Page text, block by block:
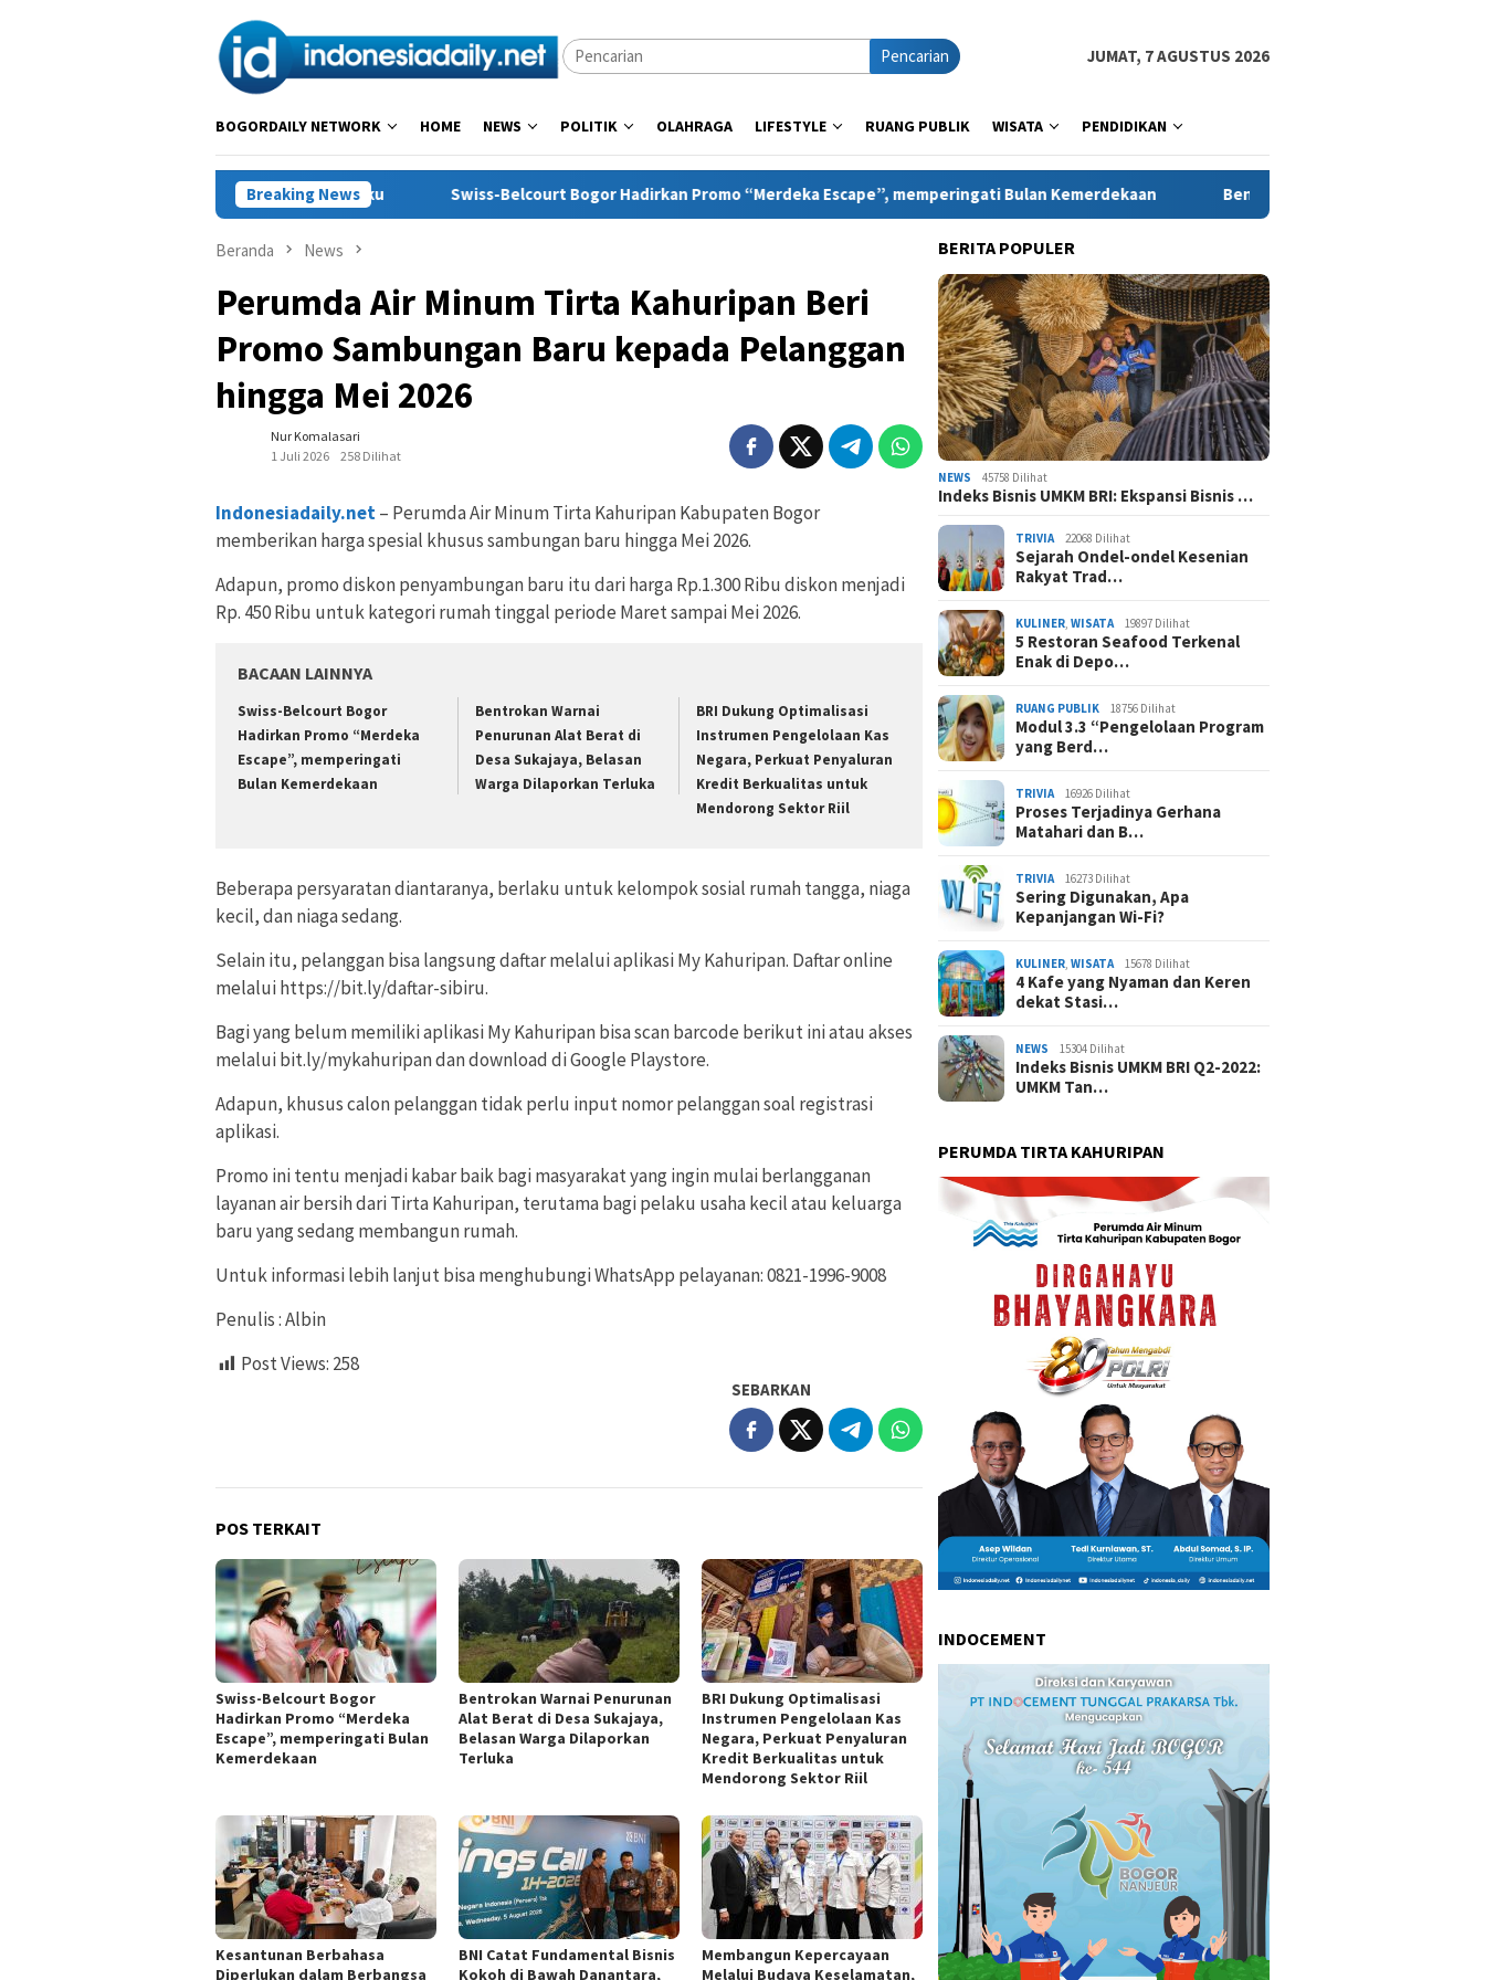
Pencarian JUMAT, 7 AGUSTUS 2026
BOGORDAILY NETWORK HOME NEWS POLITIK OLAHRAGA LIFESTYLE RUANG PUBLIK WISATA PENDIDIKAN
Breaking News
Swiss-Belcourt Bogor Hadirkan Promo “Merdeka Escape”, memperingati Bulan Kemerdekaan Bentrokan Warnai Penurunan Alat Berat di Desa
Beranda News
Perumda Air Minum Tirta Kahuripan Beri
Promo Sambungan Baru kepada Pelanggan
hingga Mei 2026
Nur Komalasari
1 Juli 2026
258 Dilihat
Indonesiadaily.net– Perumda Air Minum Tirta Kahuripan Kabupaten Bogor
memberikan harga spesial khusus sambungan baru hingga Mei 2026.
Adapun, promo diskon penyambungan baru itu dari harga Rp.1.300 Ribu diskon menjadi
Rp. 450 Ribu untuk kategori rumah tinggal periode Maret sampai Mei 2026.
BACAAN LAINNYA
Swiss-Belcourt Bogor
Hadirkan Promo “Merdeka
Escape”, memperingati
Bulan Kemerdekaan
Bentrokan Warnai
Penurunan Alat Berat di
Desa Sukajaya, Belasan
Warga Dilaporkan Terluka
BRI Dukung Optimalisasi
Instrumen Pengelolaan Kas
Negara, Perkuat Penyaluran
Kredit Berkualitas untuk
Mendorong Sektor Riil
Beberapa persyaratan diantaranya, berlaku untuk kelompok sosial rumah tangga, niaga
kecil, dan niaga sedang.
Selain itu, pelanggan bisa langsung daftar melalui aplikasi My Kahuripan. Daftar online
melalui https://bit.ly/daftar-sibiru.
Bagi yang belum memiliki aplikasi My Kahuripan bisa scan barcode berikut ini atau akses
melalui bit.ly/mykahuripan dan download di Google Playstore.
Adapun, khusus calon pelanggan tidak perlu input nomor pelanggan soal registrasi
aplikasi.
Promo ini tentu menjadi kabar baik bagi masyarakat yang ingin mulai berlangganan
layanan air bersih dari Tirta Kahuripan, terutama bagi pelaku usaha kecil atau keluarga
baru yang sedang membangun rumah.
Untuk informasi lebih lanjut bisa menghubungi WhatsApp pelayanan: 0821-1996-9008
Penulis : Albin
Post Views: 258
SEBARKAN
POS TERKAIT
Swiss-Belcourt Bogor
Hadirkan Promo “Merdeka
Escape”, memperingati Bulan
Kemerdekaan
Bentrokan Warnai Penurunan
Alat Berat di Desa Sukajaya,
Belasan Warga Dilaporkan
Terluka
BRI Dukung Optimalisasi
Instrumen Pengelolaan Kas
Negara, Perkuat Penyaluran
Kredit Berkualitas untuk
Mendorong Sektor Riil
Kesantunan Berbahasa
Diperlukan dalam Berbangsa
BNI Catat Fundamental Bisnis
Kokoh di Bawah Danantara,
Membangun Kepercayaan
Melalui Budaya Keselamatan,
BERITA POPULER
NEWS 45758 Dilihat
Indeks Bisnis UMKM BRI: Ekspansi Bisnis …
TRIVIA 22068 Dilihat
Sejarah Ondel-ondel Kesenian
Rakyat Trad…
KULINER ,WISATA 19897 Dilihat
5 Restoran Seafood Terkenal
Enak di Depo…
RUANG PUBLIK 18756 Dilihat
Modul 3.3 “Pengelolaan Program
yang Berd…
TRIVIA 16926 Dilihat
Proses Terjadinya Gerhana
Matahari dan B…
TRIVIA 16273 Dilihat
Sering Digunakan, Apa
Kepanjangan Wi-Fi?
KULINER ,WISATA 15678 Dilihat
4 Kafe yang Nyaman dan Keren
dekat Stasi…
NEWS 15304 Dilihat
Indeks Bisnis UMKM BRI Q2-2022:
UMKM Tan…
PERUMDA TIRTA KAHURIPAN
INDOCEMENT